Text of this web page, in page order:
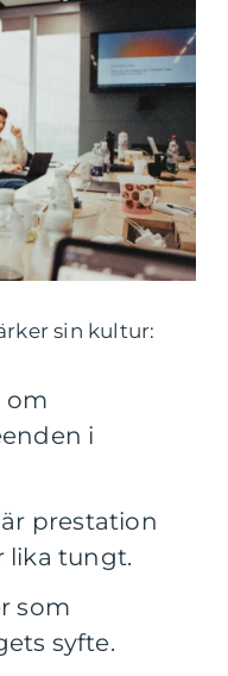
sin kultur:
om
i
prestation
lika tungt.
som
syfte.